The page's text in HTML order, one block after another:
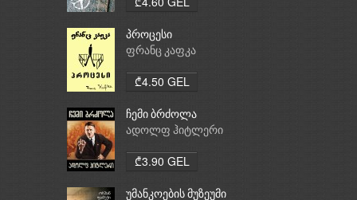
პროცესი
ფრანც კაფკა
₾4.50 GEL
ჩემი ბრძოლა
ადოლფ ჰიტლერი
₾3.90 GEL
უმანკოების მუზეუმი